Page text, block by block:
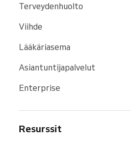
Terveydenhuolto
Viihde
Lääkäriasema
Asiantuntijapalvelut
Enterprise
Resurssit